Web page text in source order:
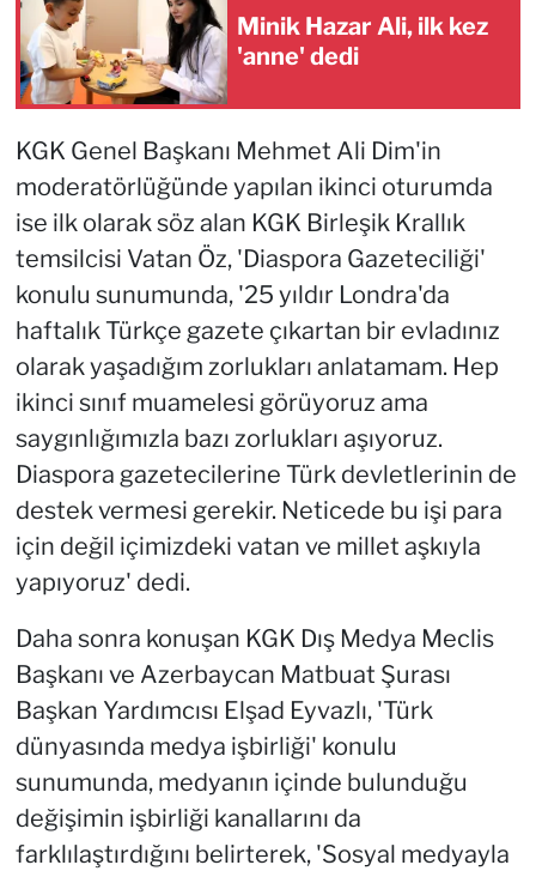
Minik Hazar Ali, ilk kez
'anne' dedi
KGK Genel Başkanı Mehmet Ali Dim'in
moderatörlüğünde yapılan ikinci oturumda
ise ilk olarak söz alan KGK Birleşik Krallık
temsilcisi Vatan Öz, 'Diaspora Gazeteciliği'
konulu sunumunda, '25 yıldır Londra'da
haftalık Türkçe gazete çıkartan bir evladınız
olarak yaşadığım zorlukları anlatamam. Hep
ikinci sınıf muamelesi görüyoruz ama
saygınlığımızla bazı zorlukları aşıyoruz.
Diaspora gazetecilerine Türk devletlerinin de
destek vermesi gerekir. Neticede bu işi para
için değil içimizdeki vatan ve millet aşkıyla
yapıyoruz' dedi.
Daha sonra konuşan KGK Dış Medya Meclis
Başkanı ve Azerbaycan Matbuat Şurası
Başkan Yardımcısı Elşad Eyvazlı, 'Türk
dünyasında medya işbirliği' konulu
sunumunda, medyanın içinde bulunduğu
değişimin işbirliği kanallarını da
farklılaştırdığını belirterek, 'Sosyal medyayla